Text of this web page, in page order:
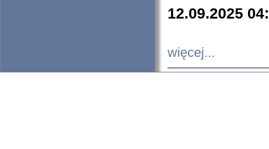
12.09.2025
więcej...